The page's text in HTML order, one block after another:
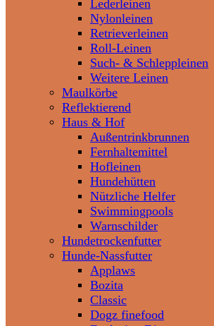
Lederleinen
Nylonleinen
Retrieverleinen
Roll-Leinen
Such- & Schleppleinen
Weitere Leinen
Maulkörbe
Reflektierend
Haus & Hof
Außentrinkbrunnen
Fernhaltemittel
Hofleinen
Hundehütten
Nützliche Helfer
Swimmingpools
Warnschilder
Hundetrockenfutter
Hunde-Nassfutter
Applaws
Bozita
Classic
Dogz finefood